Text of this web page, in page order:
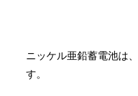
ニッケル亜鉛蓄電池は、
す。